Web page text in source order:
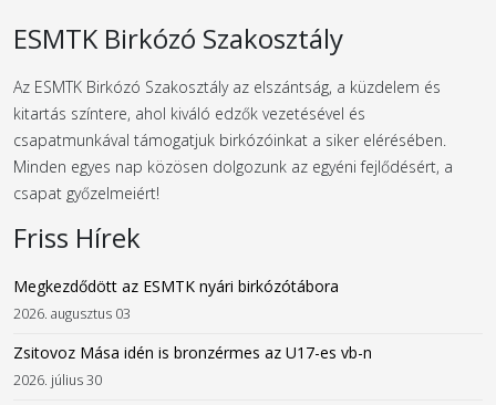
ESMTK Birkózó Szakosztály
Az ESMTK Birkózó Szakosztály az elszántság, a küzdelem és
kitartás színtere, ahol kiváló edzők vezetésével és
csapatmunkával támogatjuk birkózóinkat a siker elérésében.
Minden egyes nap közösen dolgozunk az egyéni fejlődésért, a
csapat győzelmeiért!
Friss Hírek
Megkezdődött az ESMTK nyári birkózótábora
2026. augusztus 03
Zsitovoz Mása idén is bronzérmes az U17-es vb-n
2026. július 30